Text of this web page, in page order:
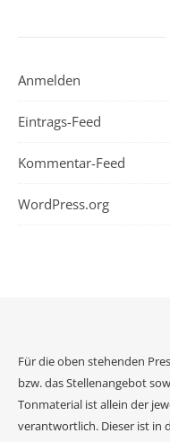
Anmelden
Eintrags-Feed
Kommentar-Feed
WordPress.org
Für die oben stehenden
bzw. das Stellenangebot
Tonmaterial ist allein der
verantwortlich. Dieser ist in